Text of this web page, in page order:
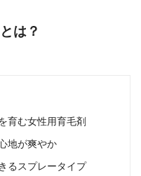
は？
育む女性用育毛剤
地が爽やか
るスプレータイプ